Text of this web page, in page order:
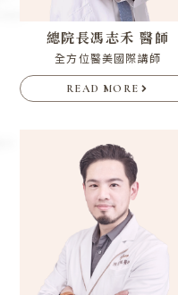
總院長馮志禾 醫師
全方位醫美國際講師
READ MORE